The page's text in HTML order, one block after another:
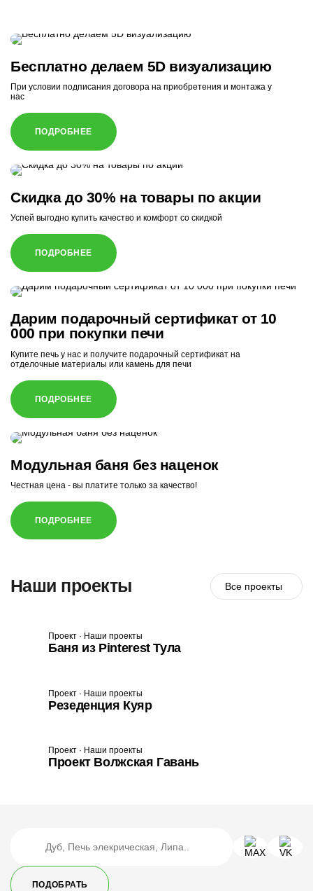
Бесплатно делаем 5D визуализацию
При условии подписания договора на приобретения и монтажа у
нас
ПОДРОБНЕЕ
Скидка до 30% на товары по акции
Успей выгодно купить качество и комфорт со скидкой
ПОДРОБНЕЕ
Дарим подарочный сертификат от 10
000 при покупки печи
Купите печь у нас и получите подарочный сертификат на
отделочные материалы или камень для печи
ПОДРОБНЕЕ
Модульная баня без наценок
Честная цена - вы платите только за качество!
ПОДРОБНЕЕ
Наши проекты Все проекты
Проект · Наши проекты
Баня из Pinterest Тула
Проект · Наши проекты
Резеденция Куяр
Проект · Наши проекты
Проект Волжская Гавань
ПОДОБРАТЬ